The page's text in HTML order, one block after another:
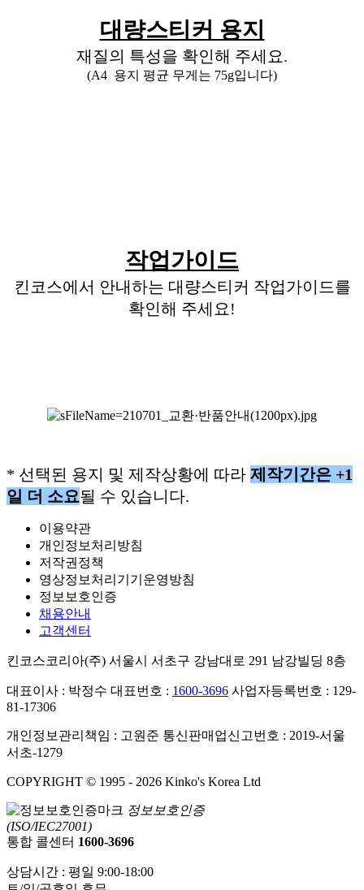
대량스티커 용지
재질의 특성을 확인해 주세요.
(A4 용지 평균 무게는 75g입니다)
작업가이드
킨코스에서 안내하는 대량스티커 작업가이드를
확인해 주세요!
* 선택된 용지 및 제작상황에 따라 제작기간은 +1
일 더 소요될 수 있습니다.
이용약관
개인정보처리방침
저작권정책
영상정보처리기기운영방침
정보보호인증
채용안내
고객센터
킨코스코리아(주) 서울시 서초구 강남대로 291 남강빌딩 8층
대표이사 : 박정수 대표번호 : 1600-3696 사업자등록번호 : 129-
81-17306
개인정보관리책임 : 고원준 통신판매업신고번호 : 2019-서울
서초-1279
COPYRIGHT © 1995 - 2026 Kinko's Korea Ltd
정보보호인증
(ISO/IEC27001)
통합 콜센터 1600-3696
상담시간 : 평일 9:00-18:00